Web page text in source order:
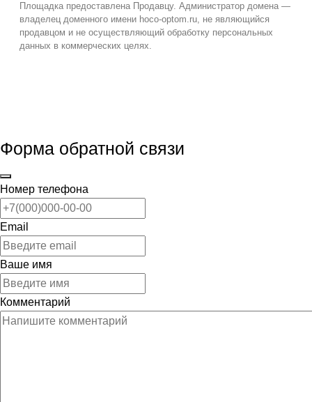
Площадка предоставлена Продавцу. Администратор домена —
владелец доменного имени hoco-optom.ru, не являющийся
продавцом и не осуществляющий обработку персональных
данных в коммерческих целях.
Форма обратной связи
Номер телефона
Email
Ваше имя
Комментарий